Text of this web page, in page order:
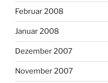
Februar 2008
Januar 2008
Dezember 2007
November 2007